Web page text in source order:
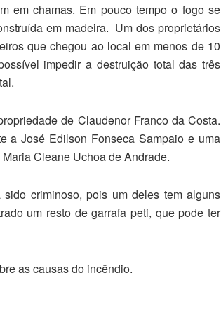
em chamas. Em pouco tempo o fogo se
em madeira. Um dos proprietários
que chegou ao local em menos de 10
impedir a destruição total das três
de Claudenor Franco da Costa.
a José Edilson Fonseca Sampaio e uma
Cleane Uchoa de Andrade.
criminoso, pois um deles tem alguns
um resto de garrafa peti, que pode ter
as causas do incêndio.